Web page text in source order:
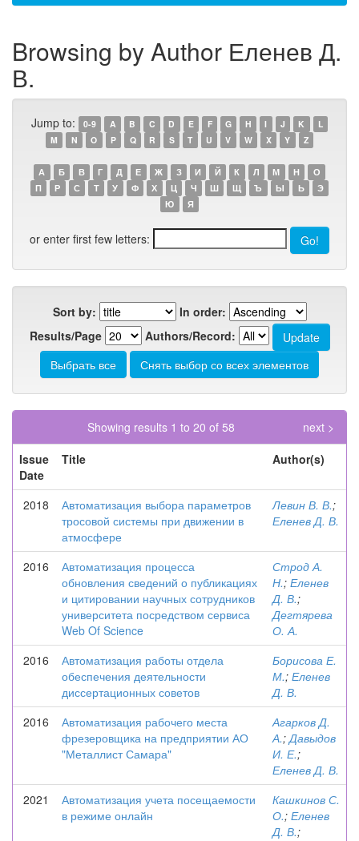
Browsing by Author Еленев Д.
В.
Jump to: 0-9 A B C D E F G H I J K
L
M
N O P Q R S T U V W X Y Z
А Б В Г Д Е Ж З И Й К Л М Н
О
П
Р С Т У Ф Х Ц Ч Ш Щ Ъ Ы Ь
Э
Ю
Я
or enter first few letters:
Sort by:
In order:
Results/Page
Authors/Record:
Showing results 1 to 20 of 58
next >
Issue
Date
Title Author(s)
2018
Автоматизация выбора параметров
тросовой системы при движении в
атмосфере
Левин В. В.;
Еленев Д. В.
2016
Автоматизация процесса
обновления сведений о публикациях
и цитировании научных сотрудников
университета посредством сервиса
Web Of Science
Строд А.
Н.; Еленев
Д. В.;
Дегтярева
О. А.
2016
Автоматизация работы отдела
обеспечения деятельности
диссертационных советов
Борисова Е.
М.; Еленев
Д. В.
2016
Автоматизация рабочего места
фрезеровщика на предприятии АО
"Металлист Самара"
Агарков Д.
А.;Давыдов
И. Е.;
Еленев Д. В.
2021
Автоматизация учета посещаемости
в режиме онлайн
Кашкинов С.
О.; Еленев
Д. В.;